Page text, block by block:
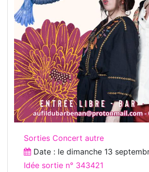
Sorties Concert autre
Date : le dimanche 13
Idée sortie n° 343421